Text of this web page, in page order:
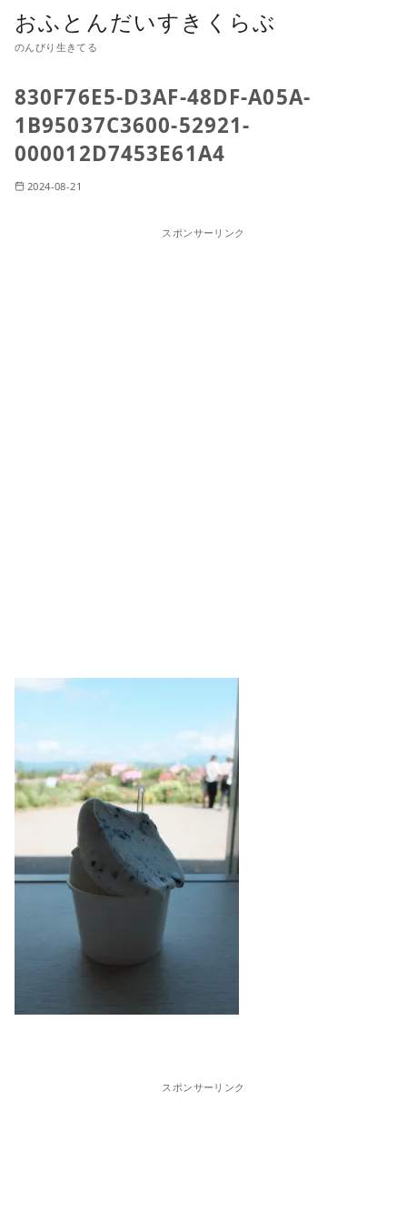
おふとんだいすきくらぶ
のんびり生きてる
830F76E5-D3AF-48DF-A05A-
1B95037C3600-52921-
000012D7453E61A4
2024-08-21
スポンサーリンク
スポンサーリンク